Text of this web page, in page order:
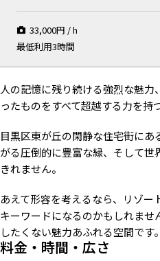
33,000円 / h
最低利用3時間
人の記憶に残り続ける強烈な魅
ったものをすべて超越する力を持
目黒区東が丘の閑静な住宅街に
がる圧倒的に豊富な緑、そして
きれません。
あえて形容を考えるなら、リゾー
キーワードになるのかもしれま
したくない魅力あふれる空間です。
料金・時間・広さ